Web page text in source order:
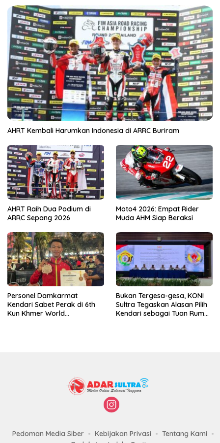
AHRT Kembali Harumkan Indonesia di ARRC Buriram
AHRT Raih Dua Podium di
ARRC Sepang 2026
Moto4 2026: Empat Rider
Muda AHM Siap Beraksi
Personel Damkarmat
Kendari Sabet Perak di 6th
Kun Khmer World
Bukan Tergesa-gesa, KONI
Sultra Tegaskan Alasan Pilih
Kendari sebagai Tuan Rumah
Pedoman Media Siber Kebijakan Privasi
Tentang Kami